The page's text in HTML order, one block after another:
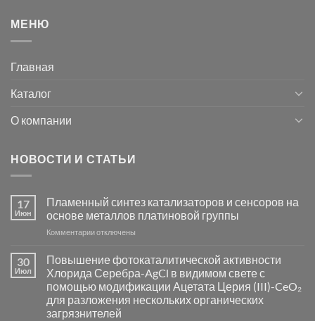
МЕНЮ
Главная
Каталог
О компании
НОВОСТИ И СТАТЬИ
17
Июн
Пламенный синтез катализаторов и сенсоров на
основе металлов платиновой группы
Комментариик
Пламенный
синтез
катализаторов
и
сенсоров
на
отключены
30
Июл
Повышение фотокаталитической активности
Хлорида Серебра-AgCl в видимом свете с
помощью модификации Ацетата Церия (III)-CeO₂
для разложения нескольких органических
загрязнителей